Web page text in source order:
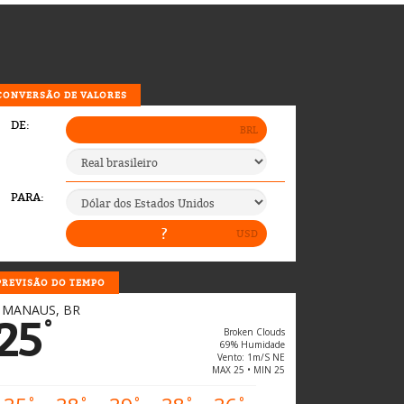
DE VALORES
DO TEMPO
MANAUS, BR
°
Broken Clouds
69% Humidade
Vento: 1m/s NE
MAX 25 • MIN 25